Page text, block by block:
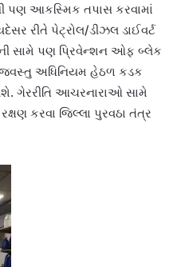
આકસ્મિક તપાસ કરવામાં
રીતે પેટ્રોલ/ડીઝલ ડાઈવર્ટ
સામે પણ પ્રિવેન્શન ઓફ બ્લેક
અધિનિયમ હેઠળ કડક
ગેરરીતિ આચરનારાઓ સામે
કરવા જિલ્લા પુરવઠા તંત્ર